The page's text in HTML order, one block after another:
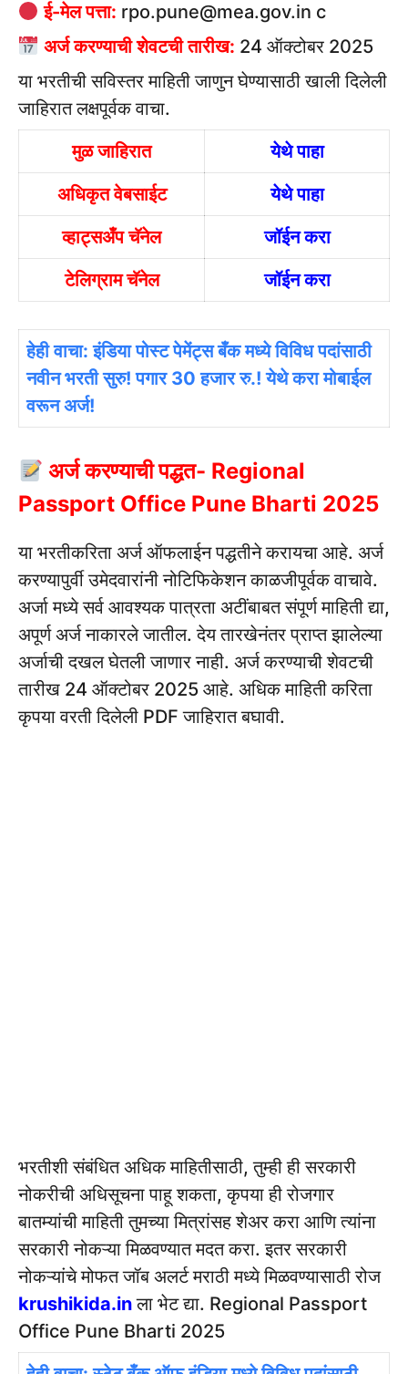
ई-मेल पत्ता: rpo.pune@mea.gov.in c
अर्ज करण्याची शेवटची तारीख: 24 ऑक्टोबर 2025
या भरतीची सविस्तर माहिती जाणुन घेण्यासाठी खाली दिलेली
जाहिरात लक्षपूर्वक वाचा.
मुळ जाहिरात
येथे पाहा
अधिकृत वेबसाईट
येथे पाहा
व्हाट्सअँप चॅनेल
जॉईन करा
टेलिग्राम चॅनेल
जॉईन करा
हेही वाचा: इंडिया पोस्ट पेमेंट्स बँक मध्ये विविध पदांसाठी
नवीन भरती सुरु! पगार 30 हजार रु.! येथे करा मोबाईल
वरून अर्ज!
अर्ज करण्याची पद्धत- Regional
Passport Office Pune Bharti 2025
या भरतीकरिता अर्ज ऑफलाईन पद्धतीने करायचा आहे. अर्ज
करण्यापुर्वी उमेदवारांनी नोटिफिकेशन काळजीपूर्वक वाचावे.
अर्जा मध्ये सर्व आवश्यक पात्रता अटींबाबत संपूर्ण माहिती द्या,
अपूर्ण अर्ज नाकारले जातील. देय तारखेनंतर प्राप्त झालेल्या
अर्जाची दखल घेतली जाणार नाही. अर्ज करण्याची शेवटची
तारीख 24 ऑक्टोबर 2025 आहे. अधिक माहिती करिता
कृपया वरती दिलेली PDF जाहिरात बघावी.
भरतीशी संबंधित अधिक माहितीसाठी, तुम्ही ही सरकारी
नोकरीची अधिसूचना पाहू शकता, कृपया ही रोजगार
बातम्यांची माहिती तुमच्या मित्रांसह शेअर करा आणि त्यांना
सरकारी नोकऱ्या मिळवण्यात मदत करा. इतर सरकारी
नोकऱ्यांचे मोफत जॉब अलर्ट मराठी मध्ये मिळवण्यासाठी रोज
krushikida.inला भेट द्या. Regional Passport
Office Pune Bharti 2025